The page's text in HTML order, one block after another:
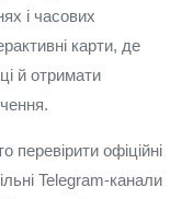
і часових
карти, де
й отримати
перевірити офіційні
Telegram-канали